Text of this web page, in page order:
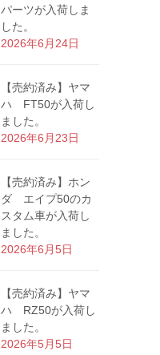
パーツが入荷しま
した。
2026年6月24日
【売約済み】ヤマ
ハ FT50が入荷し
ました。
2026年6月23日
【売約済み】ホン
ダ エイプ50のカ
スタム車が入荷し
ました。
2026年6月5日
【売約済み】ヤマ
ハ RZ50が入荷し
ました。
2026年5月5日